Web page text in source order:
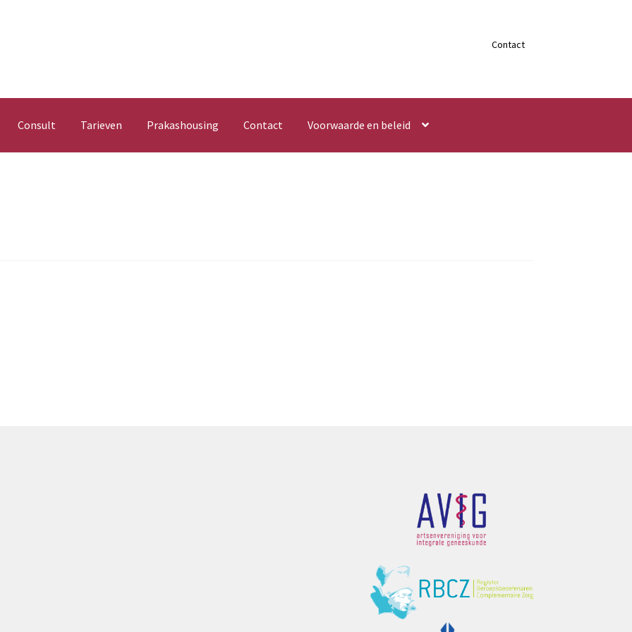
Contact
Consult Tarieven Prakashousing Contact Voorwaarde en beleid